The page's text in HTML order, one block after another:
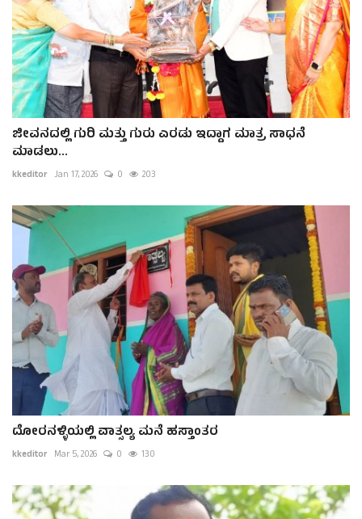
ಜೀವನದಲ್ಲಿ ಗುರಿ ಮತ್ತು ಗುರು ಎರಡು ಇದ್ದಾಗ ಮಾತ್ರ ಸಾಧನೆ
ಮಾಡಲು...
kkeditor Jan 17, 2026 0 203
ದೋರನಳ್ಳಿಯಲ್ಲಿ ವಾತ್ಸಲ್ಯ ಮನೆ ಹಸ್ತಾಂತರ
kkeditor Mar 5, 2026 0 130